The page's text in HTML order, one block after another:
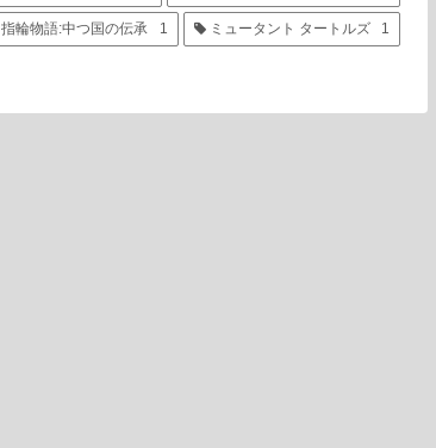
指輪物語:中つ国の伝承 1 ミュータント タートルズ 1